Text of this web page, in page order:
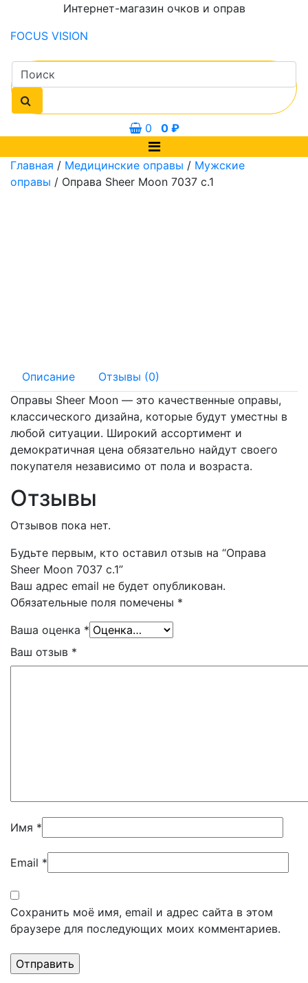
Интернет-магазин очков и оправ
FOCUS VISION
0 0 ₽
Главная / Медицинские оправы / Мужские
оправы / Оправа Sheer Moon 7037 с.1
Описание
Отзывы (0)
Оправы Sheer Moon — это качественные оправы,
классического дизайна, которые будут уместны в
любой ситуации. Широкий ассортимент и
демократичная цена обязательно найдут своего
покупателя независимо от пола и возраста.
Отзывы
Отзывов пока нет.
Будьте первым, кто оставил отзыв на “Оправа
Sheer Moon 7037 с.1”
Ваш адрес email не будет опубликован.
Обязательные поля помечены *
Ваша оценка *
Ваш отзыв *
Имя *
Email *
Сохранить моё имя, email и адрес сайта в этом
браузере для последующих моих комментариев.